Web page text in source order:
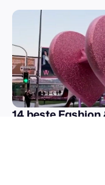
14 beste Fashion